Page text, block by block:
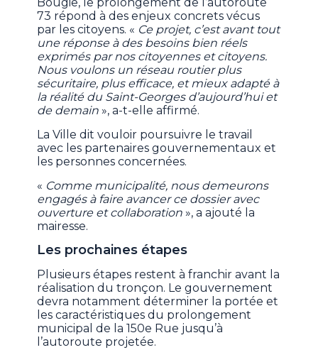
73 répond à des enjeux concrets vécus
par les citoyens. « Ce projet, c’est avant tout
une réponse à des besoins bien réels
exprimés par nos citoyennes et citoyens.
Nous voulons un réseau routier plus
sécuritaire, plus efficace, et mieux adapté à
la réalité du Saint-Georges d’aujourd’hui et
de demain », a-t-elle affirmé.
La Ville dit vouloir poursuivre le travail
avec les partenaires gouvernementaux et
les personnes concernées.
« Comme municipalité, nous demeurons
engagés à faire avancer ce dossier avec
ouverture et collaboration », a ajouté la
mairesse.
Les prochaines étapes
Plusieurs étapes restent à franchir avant la
réalisation du tronçon. Le gouvernement
devra notamment déterminer la portée et
les caractéristiques du prolongement
municipal de la 150e Rue jusqu’à
l’autoroute projetée.